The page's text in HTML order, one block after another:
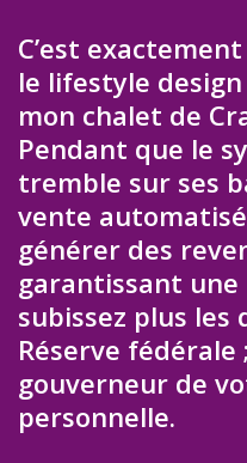
C’est
le lifestyle
mon chalet de
Pendant que le
tremble sur ses
vente
générer des
garantissant
subissez plus les
Réserve
gouverneur de
personnelle.